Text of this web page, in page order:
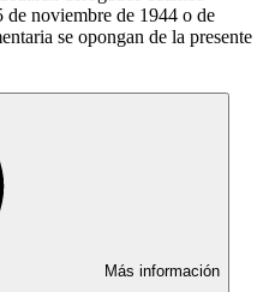
de noviembre de 1944 o de
se opongan de la presente
Más información